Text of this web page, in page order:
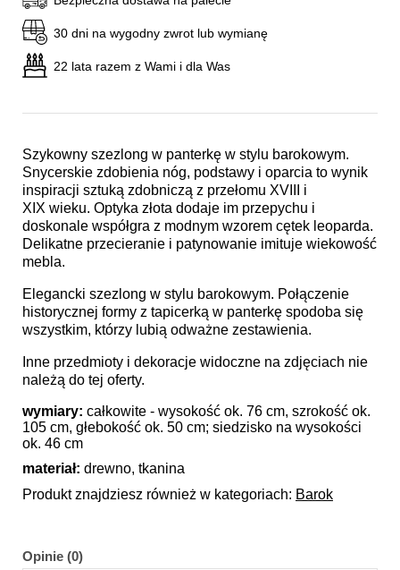
Szykowny szezlong w panterkę w stylu barokowym.
Snycerskie zdobienia nóg, podstawy i oparcia to wynik
inspiracji sztuką zdobniczą z przełomu XVIII i
XIX wieku. Optyka złota dodaje im przepychu i
doskonale współgra z modnym wzorem cętek leoparda.
Delikatne przecieranie i patynowanie imituje wiekowość
mebla.
Elegancki szezlong w stylu barokowym. Połączenie
historycznej formy z tapicerką w panterkę spodoba się
wszystkim, którzy lubią odważne zestawienia.
Inne przedmioty i dekoracje widoczne na zdjęciach nie
należą do tej oferty.
wymiary: całkowite - wysokość ok. 76 cm, szrokość ok.
105 cm, głebokość ok. 50 cm; siedzisko na wysokości
ok. 46 cm
materiał: drewno, tkanina
Produkt znajdziesz również w kategoriach: Barok
30 dni na wygodny zwrot lub wymianę
22 lata razem z Wami i dla Was
Opinie (0)